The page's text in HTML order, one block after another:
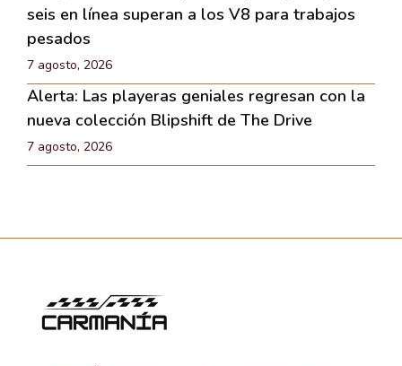
seis en línea superan a los V8 para trabajos
pesados
7 agosto, 2026
Alerta: Las playeras geniales regresan con la
nueva colección Blipshift de The Drive
7 agosto, 2026